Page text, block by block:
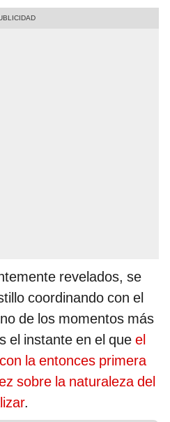
revelados, se
coordinando con el
de los momentos más
el instante en el que el
la entonces primera
sobre la naturaleza del
.